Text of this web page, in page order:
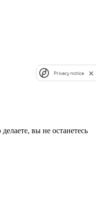
вы не останетесь
Privacy notice